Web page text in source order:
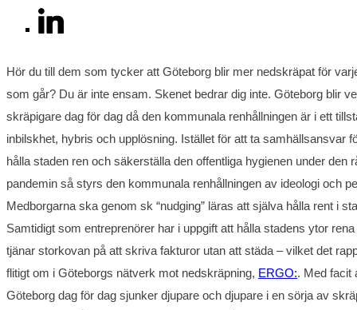
Hör du till dem som tycker att Göteborg blir mer nedskräpat för
som går? Du är inte ensam. Skenet bedrar dig inte. Göteborg blir
skräpigare dag för dag då den kommunala renhållningen är i ett
inbilskhet, hybris och upplösning. Istället för att ta samhällsansvar
hålla staden ren och säkerställa den offentliga hygienen under den
pandemin så styrs den kommunala renhållningen av ideologi och
Medborgarna ska genom sk “nudging” läras att själva hålla rent i
Samtidigt som entreprenörer har i uppgift att hålla stadens ytor
tjänar storkovan på att skriva fakturor utan att städa – vilket det
flitigt om i Göteborgs nätverk mot nedskräpning, ERGO:. Med facit
Göteborg dag för dag sjunker djupare och djupare i en sörja av